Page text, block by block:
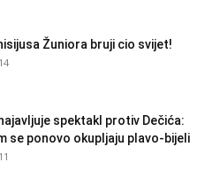
Žuniora bruji cio svijet!
spektakl protiv Dečića:
se ponovo okupljaju plavo-bijeli